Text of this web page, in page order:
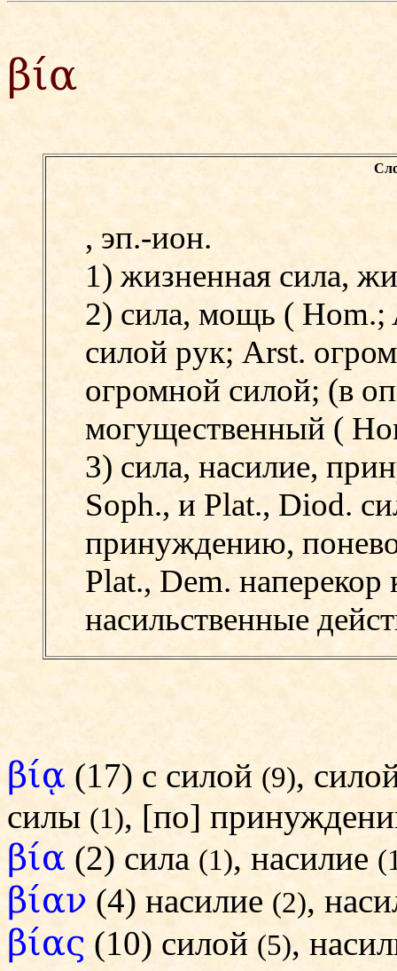
βία
, эп.-ион.
1) жизненная сила,
2) сила, мощь ( Hom.;
силой рук; Arst.
огромной силой; (в
могущественный (
3) сила, насилие,
Soph., и Plat., Diod.
принуждению,
Plat., Dem.
насильственные
βίᾳ (17) с силой (9),
силы (1), [по]
βία (2) сила (1), насилие
βίαν (4) насилие (2),
βίας (10) силой (5),